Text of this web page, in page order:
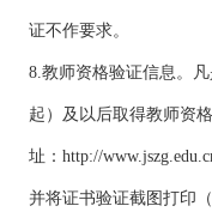
证不作要求。
8.教师资格验证信息。
起）及以后取得教师资
址：http://
并将证书验证截图打印